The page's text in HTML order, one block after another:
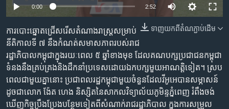
រំលង​
ចូល​
ទៅ​
កាន់​
ទំព័រ​
ស្វែង​
រក
ភាសា
0:00 2:52
ទាញ​យក​ពី​តំណភ្ជាប់​ដើម
ការ​បោះឆ្នោត​ជ្រើស​រើស​តំណាង​រាស្ត្រ​សម្រាប់​
នីតិកាល​ទី ៧ នឹង​កំណត់​សមាសភាព​របស់​រាជ
រដ្ឋាភិបាល​កម្ពុជា​ក្នុង​រយៈពេល​ ៥ ឆ្នាំ​ខាង​មុខ ដែល​គណបក្ស​ប្រជាជន​កម្ពុជា​
ទំនង​នឹង​គ្រប់គ្រង​និង​ដឹកនាំ​ប្រទេស​ដោយ​ឯកបក្ស​មួយ​អាណត្តិ​ទៀត។ ស្រប
ពេល​ជាមួយ​គ្នា​នោះ ប្រជាពលរដ្ឋ​កម្ពុជា​មួយ​ចំនួន​ដែល​វីអូអេ​បាន​សម្ភាសន៍
ដូចជា​លោក ង៉ែត ហេង និស្សិត​នៃ​សាកល​វិទ្យាល័យ​ភូមិន្ទភ្នំពេញ រំពឹង​ចង់​
ឃើញ​កិច្ច​ប្រឹងប្រែង​បន្ថែម​ទៀត​ពី​សំណាក់​រាជរដ្ឋាភិបាល​ ក្នុង​ការ​សម្រួល​